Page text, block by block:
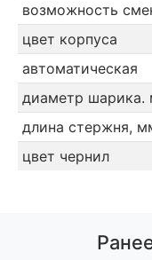
возможность
цвет корпуса
автоматическая
диаметр шарика.
длина стержня,
цвет чернил